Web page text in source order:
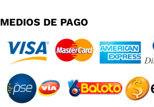
cantidad
MEDIOS DE PAGO